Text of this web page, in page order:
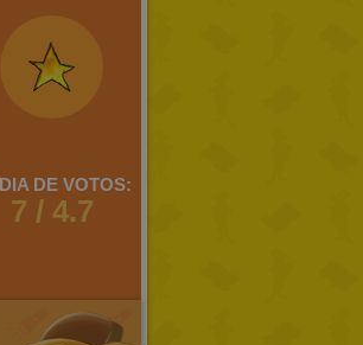
DE VOTOS:
7 / 4.7